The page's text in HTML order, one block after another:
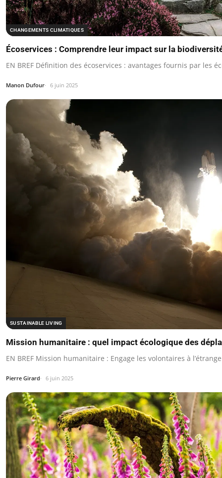
CHANGEMENTS CLIMATIQUES
Écoservices : Comprendre leur impact sur la
EN BREF Définition des écoservices : avantages fournis par les
Manon Dufour 6 juin 2025
SUSTAINABLE LIVING
Mission humanitaire : quel impact écologique des
EN BREF Mission humanitaire : Engage les volontaires à
Pierre Girard 6 juin 2025